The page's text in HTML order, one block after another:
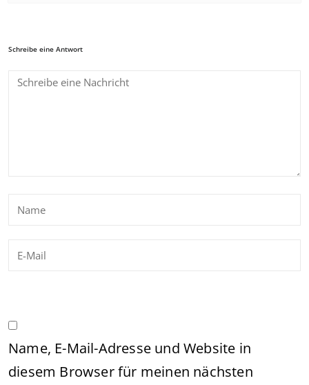
Schreibe eine Antwort
Name, E-Mail-Adresse und Website in
diesem Browser für meinen nächsten